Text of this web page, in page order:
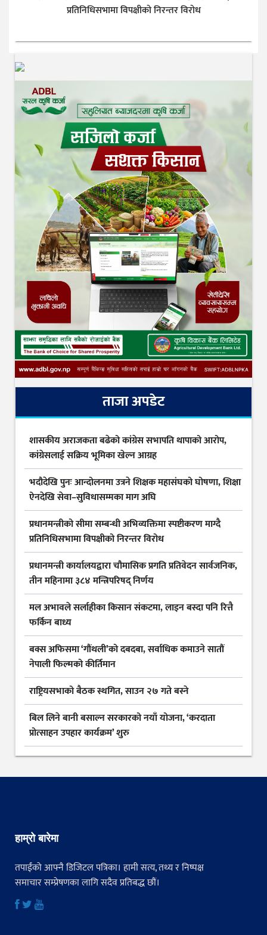
प्रतिनिधिसभामा विपक्षीको निरन्तर विरोध
ताजा अपडेट
शासकीय अराजकता बढेको कांग्रेस सभापति थापाको आरोप,
कांग्रेसलाई सक्रिय भूमिका खेल्न आग्रह
भदौदेखि पुनः आन्दोलनमा उत्रने शिक्षक महासंघको घोषणा, शिक्षा
ऐनदेखि सेवा–सुविधासम्मका माग अघि
प्रधानमन्त्रीको सीमा सम्बन्धी अभिव्यक्तिमा स्पष्टीकरण माग्दै
प्रतिनिधिसभामा विपक्षीको निरन्तर विरोध
प्रधानमन्त्री कार्यालयद्वारा चौमासिक प्रगति प्रतिवेदन सार्वजनिक,
तीन महिनामा ३८४ मन्त्रिपरिषद् निर्णय
मल अभावले सर्लाहीका किसान संकटमा, लाइन बस्दा पनि रित्तै
फर्किन बाध्य
बक्स अफिसमा ‘गौंथली’को दबदबा, सर्वाधिक कमाउने सातौं
नेपाली फिल्मको कीर्तिमान
राष्ट्रियसभाको बैठक स्थगित, साउन २७ गते बस्ने
बिल लिने बानी बसाल्न सरकारको नयाँ योजना, ‘करदाता
प्रोत्साहन उपहार कार्यक्रम’ शुरु
हाम्रो बारेमा
तपाईंको आफ्नै डिजिटल पत्रिका। हामी सत्य, तथ्य र निष्पक्ष
समाचार सम्प्रेषणका लागि सदैव प्रतिबद्ध छौं।